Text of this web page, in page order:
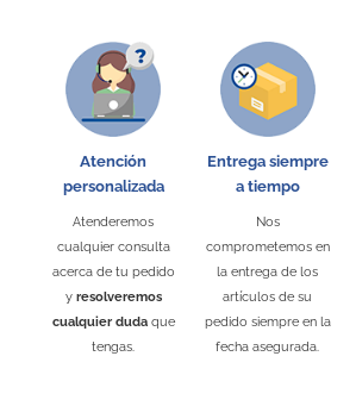
Atención
personalizada
Atenderemos
cualquier consulta
acerca de tu pedido
y resolveremos
cualquier dudaque
tengas.
Entrega siempre
a tiempo
Nos
comprometemos en
la entrega de los
artículos de su
pedido siempre en la
fecha asegurada.